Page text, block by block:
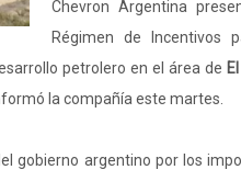
Chevron Argentina
Régimen de Incentivos
petrolero en el área de
la compañía este martes.
gobierno argentino por los